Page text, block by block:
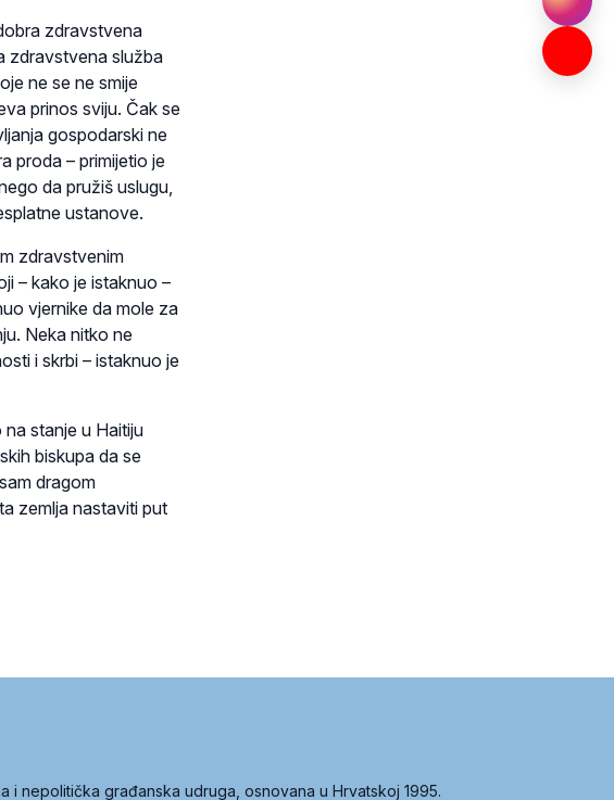
zdravstvena
zdravstvena služba
ne se ne smije
prinos sviju. Čak se
gospodarski ne
proda – primijetio je
da pružiš uslugu,
ustanove.
zdravstvenim
– kako je istaknuo –
vjernike da mole za
Neka nitko ne
i skrbi – istaknuo je
stanje u Haitiju
biskupa da se
dragom
zemlja nastaviti put
i nepolitička građanska udruga, osnovana u Hrvatskoj 1995.